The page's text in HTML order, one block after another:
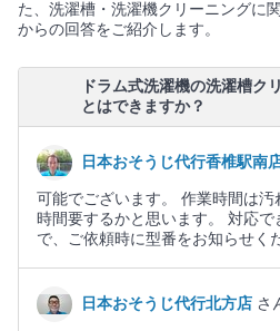
た、洗濯槽・洗濯機クリーニングに
からの回答をご紹介します。
ドラム式洗濯機の洗濯槽ク
とはできますか？
日本おそうじ代行香椎駅南
可能でございます。 作業時間は
時間要するかと思います。 対応
で、ご依頼時に型番をお知らせく
日本おそうじ代行北方店 さ